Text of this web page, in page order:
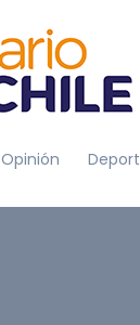
Opinión